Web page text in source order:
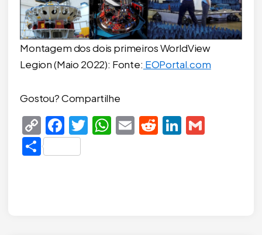
Montagem dos dois primeiros WorldView
Legion (Maio 2022): Fonte: EOPortal.com
Gostou? Compartilhe
Copy
Link
Facebook
Twitter
WhatsApp
EmailRedditLinkedIn
Share